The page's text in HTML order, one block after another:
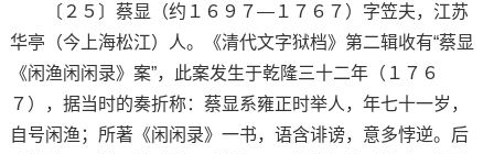
〔２５〕蔡显（约１６９７—１７６７）字笠夫，江苏
华亭（今上海松江）人。《清代文字狱档》第二辑收有“蔡显
《闲渔闲闲录》案”，此案发生于乾隆三十二年（１７６
７），据当时的奏折称：蔡显系雍正时举人，年七十一岁，
自号闲渔；所著《闲闲录》一书，语含诽谤，意多悖逆。后